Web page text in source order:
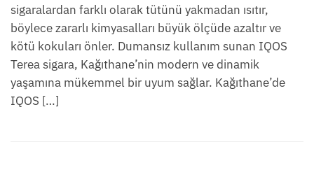
sigaralardan farklı olarak tütünü yakmadan ısıtır,
böylece zararlı kimyasalları büyük ölçüde azaltır ve
kötü kokuları önler. Dumansız kullanım sunan IQOS
Terea sigara, Kağıthane’nin modern ve dinamik
yaşamına mükemmel bir uyum sağlar. Kağıthane’de
IQOS […]